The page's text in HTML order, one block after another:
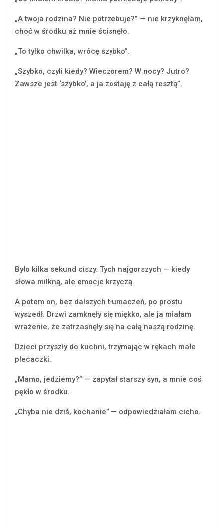
„A twoja rodzina? Nie potrzebuje?” — nie krzyknęłam,
choć w środku aż mnie ścisnęło.
„To tylko chwilka, wrócę szybko”.
„Szybko, czyli kiedy? Wieczorem? W nocy? Jutro?
Zawsze jest ‘szybko’, a ja zostaję z całą resztą”.
Było kilka sekund ciszy. Tych najgorszych — kiedy
słowa milkną, ale emocje krzyczą.
A potem on, bez dalszych tłumaczeń, po prostu
wyszedł. Drzwi zamknęły się miękko, ale ja miałam
wrażenie, że zatrzasnęły się na całą naszą rodzinę.
Dzieci przyszły do kuchni, trzymając w rękach małe
plecaczki.
„Mamo, jedziemy?” — zapytał starszy syn, a mnie coś
pękło w środku.
„Chyba nie dziś, kochanie” — odpowiedziałam cicho.